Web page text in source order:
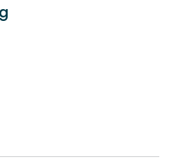
該市許多最美麗的地標
。
發現拉斯阿里納斯和胡安
網絡、有線電視、高檔
床單。